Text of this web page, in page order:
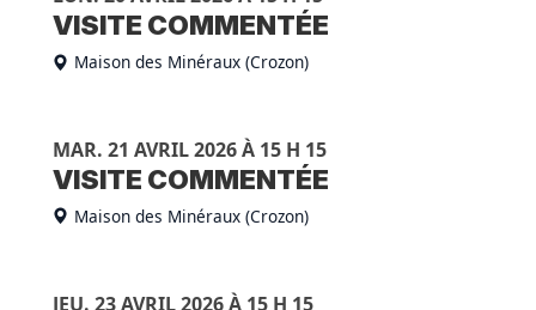
VISITE COMMENTÉE
Maison des Minéraux (Crozon)
MAR. 21 AVRIL 2026 À 15 H 15
VISITE COMMENTÉE
Maison des Minéraux (Crozon)
JEU. 23 AVRIL 2026 À 15 H 15